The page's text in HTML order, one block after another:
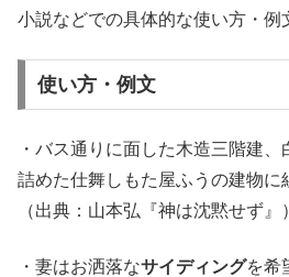
小説などでの具体的な使い方・例
使い方・例文
・バス通りに面した木造三階建、
詰めた仕舞しもた屋ふうの建物に
（出典：山本弘『神は沈黙せず』）
・妻はお洒落なサイディングを希